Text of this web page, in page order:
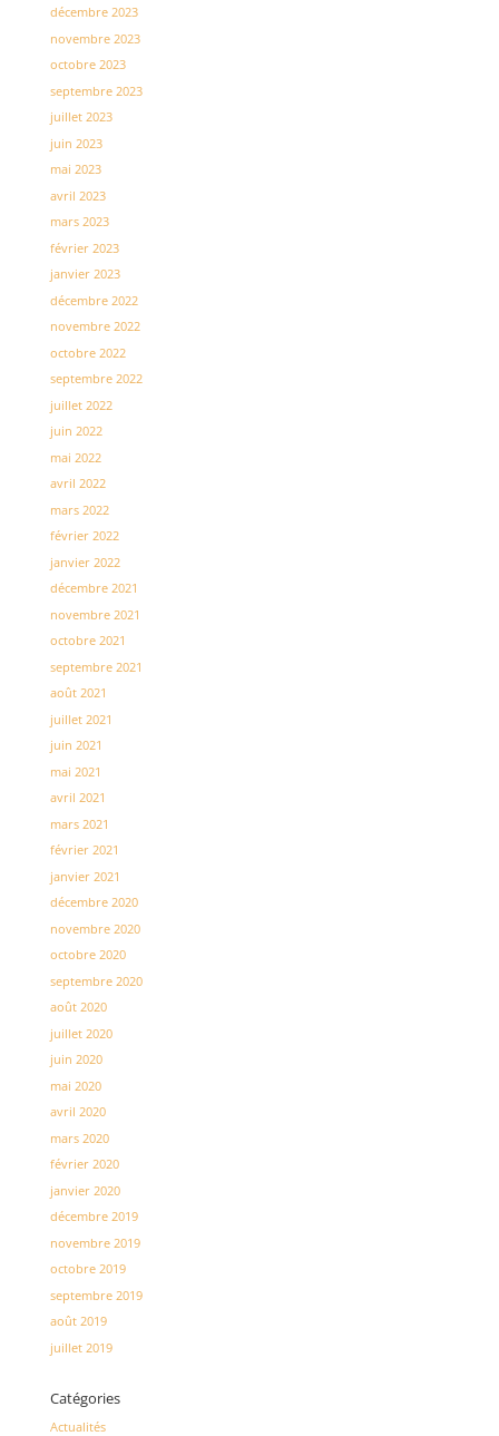
décembre 2023
novembre 2023
octobre 2023
septembre 2023
juillet 2023
juin 2023
mai 2023
avril 2023
mars 2023
février 2023
janvier 2023
décembre 2022
novembre 2022
octobre 2022
septembre 2022
juillet 2022
juin 2022
mai 2022
avril 2022
mars 2022
février 2022
janvier 2022
décembre 2021
novembre 2021
octobre 2021
septembre 2021
août 2021
juillet 2021
juin 2021
mai 2021
avril 2021
mars 2021
février 2021
janvier 2021
décembre 2020
novembre 2020
octobre 2020
septembre 2020
août 2020
juillet 2020
juin 2020
mai 2020
avril 2020
mars 2020
février 2020
janvier 2020
décembre 2019
novembre 2019
octobre 2019
septembre 2019
août 2019
juillet 2019
Catégories
Actualités